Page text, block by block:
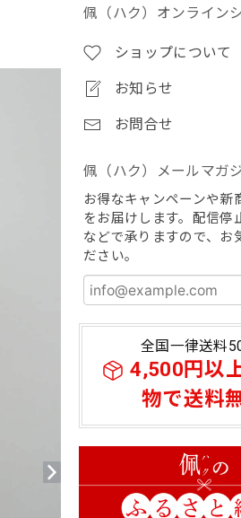
佩（ハク）オンライン
ショップについて
お知らせ
お問合せ
佩（ハク）メールマガ
お得なキャンペーンや新
をお届けします。配信停
などで承りますので、お
ださい。
全国一律送料
4,500円以
物で送料